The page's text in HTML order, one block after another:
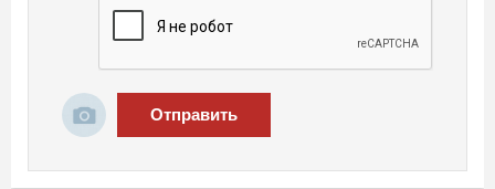
Отправить